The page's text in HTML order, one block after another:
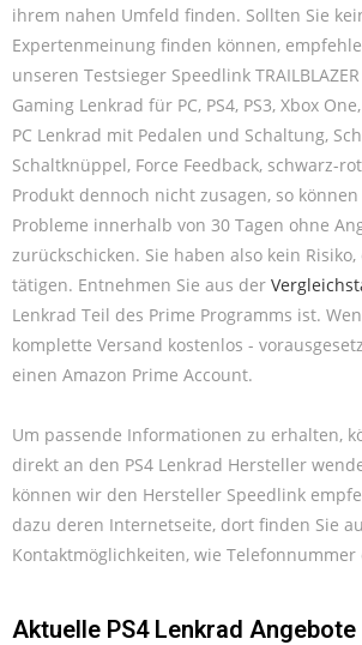
ihrem nahen Umfeld finden. Sollten Sie
Expertenmeinung finden können,
unseren Testsieger Speedlink
Gaming Lenkrad für PC, PS4, PS3, Xbox
PC Lenkrad mit Pedalen und Schaltung,
Schaltknüppel, Force Feedback, schwarz-
Produkt dennoch nicht zusagen, so
Probleme innerhalb von 30 Tagen ohne
zurückschicken. Sie haben also kein
tätigen. Entnehmen Sie aus der
Lenkrad Teil des Prime Programms ist.
komplette Versand kostenlos -
einen Amazon Prime Account.
Um passende Informationen zu erhalten,
direkt an den PS4 Lenkrad Hersteller
können wir den Hersteller Speedlink
dazu deren Internetseite, dort finden Sie
Kontaktmöglichkeiten, wie Telefonnummer
Aktuelle PS4 Lenkrad Angebote